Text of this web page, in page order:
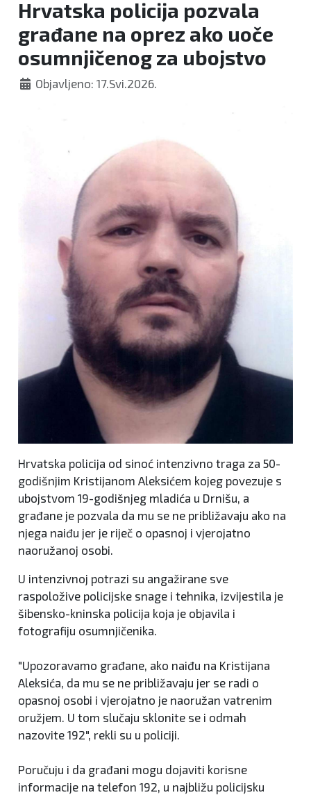
Hrvatska policija pozvala
građane na oprez ako uoče
osumnjičenog za ubojstvo
Objavljeno: 17.Svi.2026.
Hrvatska policija od sinoć intenzivno traga za 50-
godišnjim Kristijanom Aleksićem kojeg povezuje s
ubojstvom 19-godišnjeg mladića u Drnišu, a
građane je pozvala da mu se ne približavaju ako na
njega naiđu jer je riječ o opasnoj i vjerojatno
naoružanoj osobi.
U intenzivnoj potrazi su angažirane sve
raspoložive policijske snage i tehnika, izvijestila je
šibensko-kninska policija koja je objavila i
fotografiju osumnjičenika.
"Upozoravamo građane, ako naiđu na Kristijana
Aleksića, da mu se ne približavaju jer se radi o
opasnoj osobi i vjerojatno je naoružan vatrenim
oružjem. U tom slučaju sklonite se i odmah
nazovite 192", rekli su u policiji.
Poručuju i da građani mogu dojaviti korisne
informacije na telefon 192, u najbližu policijsku